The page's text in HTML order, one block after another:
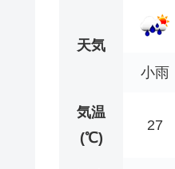
天気
小雨
気温
(℃)
27